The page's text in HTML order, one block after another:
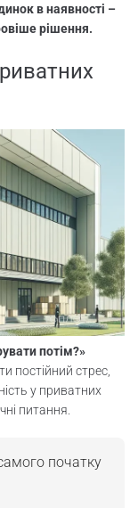
в наявності –
рішення.
потім?»
постійний стрес,
у приватних
питання.
початку